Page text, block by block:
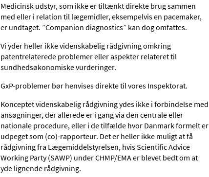
Medicinsk udstyr, som ikke er tiltænkt direkte brug sammen
med eller i relation til lægemidler, eksempelvis en pacemaker,
er undtaget. ”Companion diagnostics” kan dog omfattes.
Vi yder heller ikke videnskabelig rådgivning omkring
patentrelaterede problemer eller aspekter relateret til
sundhedsøkonomiske vurderinger.
GxP-problemer bør henvises direkte til vores Inspektorat.
Konceptet videnskabelig rådgivning ydes ikke i forbindelse med
ansøgninger, der allerede er i gang via den centrale eller
nationale procedure, eller i de tilfælde hvor Danmark formelt er
udpeget som (co)-rapporteur. Det er heller ikke muligt at få
rådgivning fra Lægemiddelstyrelsen, hvis Scientific Advice
Working Party (SAWP) under CHMP/EMA er blevet bedt om at
yde lignende rådgivning.